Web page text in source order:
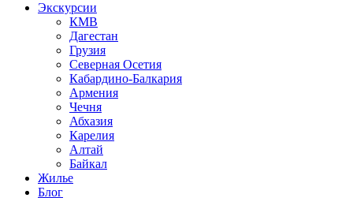
Экскурсии
КМВ
Дагестан
Грузия
Северная Осетия
Кабардино-Балкария
Армения
Чечня
Абхазия
Карелия
Алтай
Байкал
Жилье
Блог